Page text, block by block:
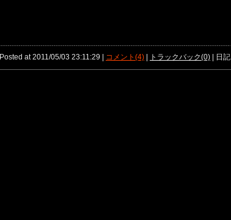
Posted at 2011/05/03 23:11:29 | コメント(4) トラックバック(0) | 日記